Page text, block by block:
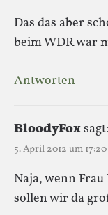
Das das aber
beim WDR war
Antworten
BloodyFoxsagt:
5. April 2012 um
Naja, wenn
sollen wir da